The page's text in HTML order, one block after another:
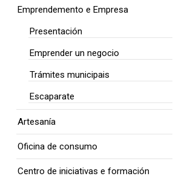
Emprendemento e Empresa
Presentación
Emprender un negocio
Trámites municipais
Escaparate
Artesanía
Oficina de consumo
Centro de iniciativas e formación